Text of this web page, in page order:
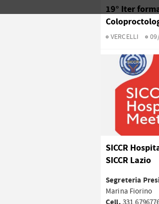
19° Iter
VERCELLI
SICCR
SICCR Lazio
Segreteria
Marina Fiorino